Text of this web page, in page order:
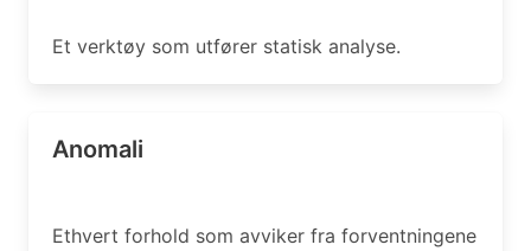
Et verktøy som utfører statisk analyse.
Anomali
Ethvert forhold som avviker fra forventningene